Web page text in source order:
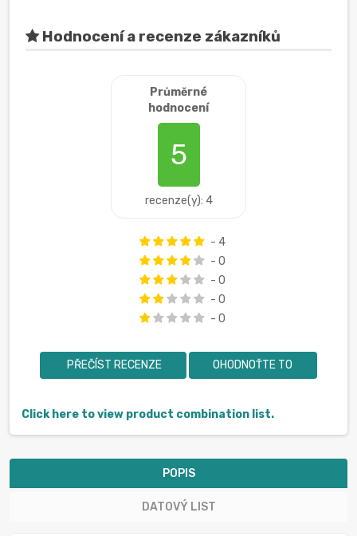
Hodnocení a recenze zákazníků
Průměrné
hodnocení
5
recenze(y): 4
- 4
- 0
- 0
- 0
- 0
PŘEČÍST RECENZE OHODNOŤTE TO
Click here to view product combination list.
POPIS
DATOVÝ LIST